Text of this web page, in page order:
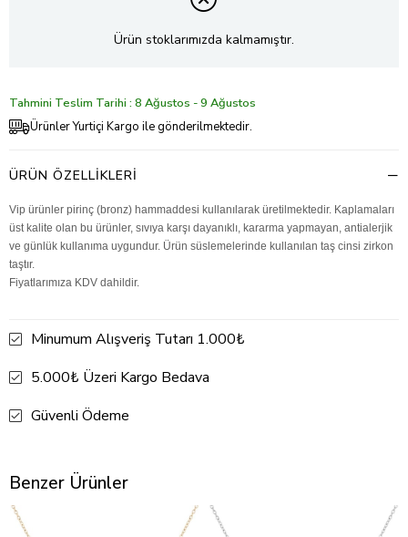
Ürün stoklarımızda kalmamıştır.
Tahmini Teslim Tarihi : 8 Ağustos - 9 Ağustos
Ürünler Yurtiçi Kargo ile gönderilmektedir.
ÜRÜN ÖZELLIKLERI
Vip ürünler pirinç (bronz) hammaddesi kullanılarak üretilmektedir. Kaplamaları
üst kalite olan bu ürünler, sıvıya karşı dayanıklı, kararma yapmayan, antialerjik
ve günlük kullanıma uygundur. Ürün süslemelerinde kullanılan taş cinsi zirkon
taştır.
Fiyatlarımıza KDV dahildir.
Minumum Alışveriş Tutarı 1.000₺
5.000₺ Üzeri Kargo Bedava
Güvenli Ödeme
Benzer Ürünler